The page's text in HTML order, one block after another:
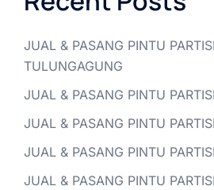
JUAL & PASANG PINTU
TULUNGAGUNG
JUAL & PASANG PINTU
JUAL & PASANG PINTU
JUAL & PASANG PINTU
JUAL & PASANG PINTU